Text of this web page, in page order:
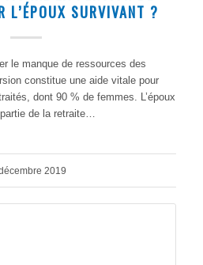
L’ÉPOUX SURVIVANT ?
le manque de ressources des
constitue une aide vitale pour
dont 90 % de femmes. L’époux
de la retraite…
2019